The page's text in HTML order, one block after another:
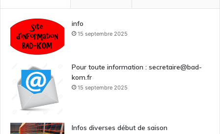
info
15 septembre 2025
Pour toute information : secretaire@bad-
kom.fr
15 septembre 2025
Infos diverses début de saison